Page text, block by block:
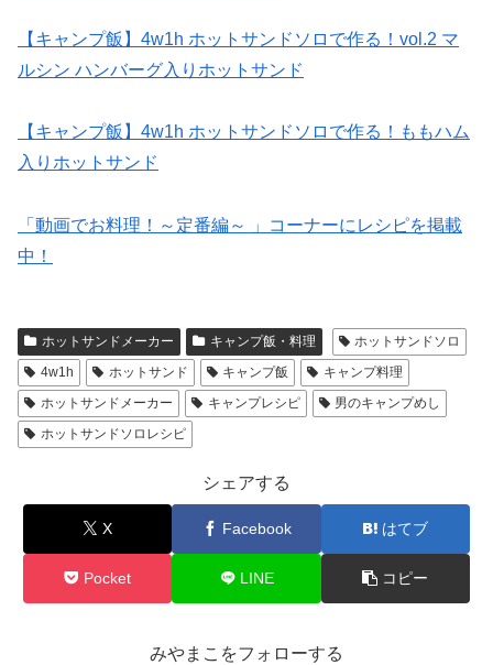
【キャンプ飯】4w1h ホットサンドソロで作る！vol.2 マ
ルシン ハンバーグ入りホットサンド
【キャンプ飯】4w1h ホットサンドソロで作る！ももハム
入りホットサンド
「動画でお料理！～定番編～ 」コーナーにレシピを掲載
中！
ホットサンドメーカー キャンプ飯・料理
ホットサンドソロ
4w1h
ホットサンド キャンプ飯
キャンプ料理
ホットサンドメーカー
キャンプレシピ
男のキャンプめし
ホットサンドソロレシピ
シェアする
X Facebook はてブ
Pocket LINE コピー
みやまこをフォローする